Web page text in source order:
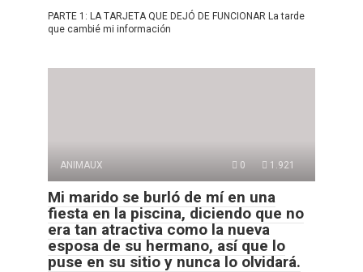
PARTE 1: LA TARJETA QUE DEJÓ DE FUNCIONAR La tarde
que cambié mi información
ANIMAUX 0 1.921
Mi marido se burló de mí en una
fiesta en la piscina, diciendo que no
era tan atractiva como la nueva
esposa de su hermano, así que lo
puse en su sitio y nunca lo olvidará.